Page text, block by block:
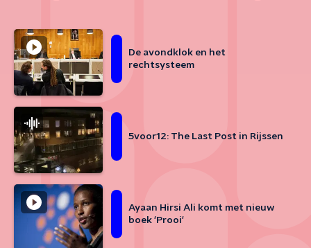
De avondklok en het
rechtsysteem
5voor12: The Last Post in Rijssen
Ayaan Hirsi Ali komt met nieuw
boek 'Prooi'